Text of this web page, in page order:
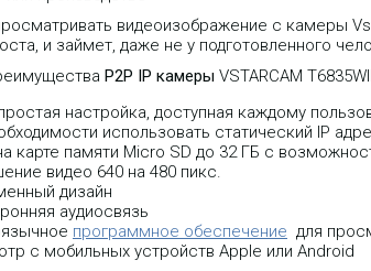
видеоизображение с камеры
и займет, даже не у подготовленного
P2P IP камеры VSTARCAM
настройка, доступная каждому
использовать статический IP
карте памяти Micro SD до 32 ГБ с
видео 640 на 480 пикс.
дизайн
аудиосвязь
программное обеспечение для
с мобильных устройств Apple или Android